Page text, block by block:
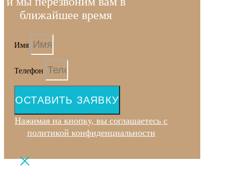
ближайшее время
Имя
Телефон
ОСТАВИТЬ ЗАЯВКУ
Нажимая на кнопку, вы соглашаетесь с
политикой конфиденциальности